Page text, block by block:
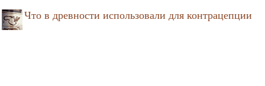
Что в древности использовали для контрацепции